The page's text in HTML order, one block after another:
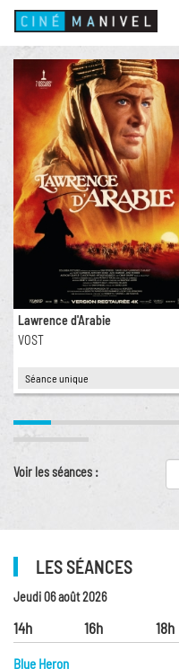
ACCUEIL
PROGRAMME
ANIMATIONS
CINÉ CAFÉ | RESTAURANT
PRESTATIONS
INFOS PRATIQUES
Lawrence d'Arabie
VOST
Séance unique
Voir les séances :
LES SÉANCES
Jeudi 06 août 2026
14h 16h 18h
Blue Heron